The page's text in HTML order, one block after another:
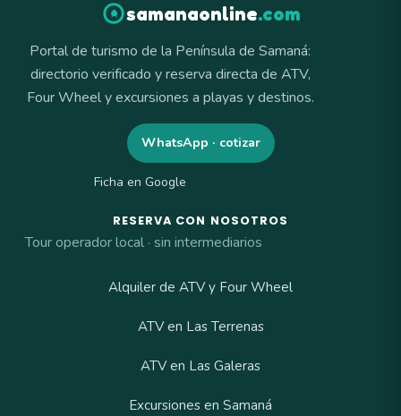
samanaonline.com
Portal de turismo de la Península de Samaná:
directorio verificado y reserva directa de ATV,
Four Wheel y excursiones a playas y destinos.
WhatsApp · cotizar
Ficha en Google
RESERVA CON NOSOTROS
Tour operador local · sin intermediarios
Alquiler de ATV y Four Wheel
ATV en Las Terrenas
ATV en Las Galeras
Excursiones en Samaná